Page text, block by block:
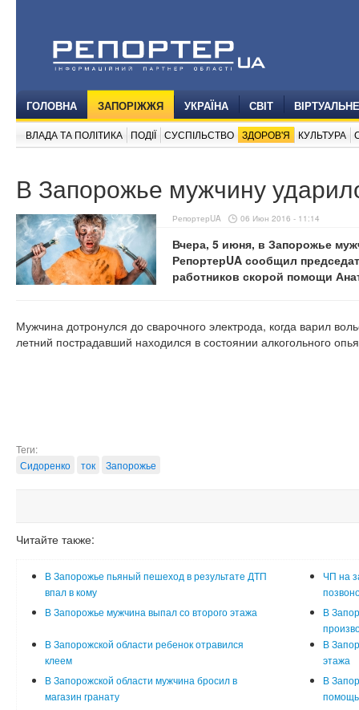
ГОЛОВНА ЗАПОРІЖЖЯ УКРАЇНА СВІТ
ВЛАДА ТА ПОЛІТИКА ПОДІЇ СУСПІЛЬСТВО ЗДОРОВ'Я КУЛЬТУРА
В Запорожье мужчину
РепортерUA 06 Июн 2016 - 11:14
Вчера, 5 июня, в Запорожье
РепортерUA сообщил
работников скорой помощи
Мужчина дотронулся до сварочного электрода, когда варил
летний пострадавший находился в состоянии алкогольного
Теги:
Сидоренко
ток Запорожье
Читайте также:
В Запорожье пьяный пешеход в результате ДТП
впал в кому
ЧП на
В Запорожье мужчина выпал со второго этажа
В
В Запорожской области ребенок отравился
клеем
В
этажа
В Запорожской области мужчина бросил в
магазин гранату
В
помощь